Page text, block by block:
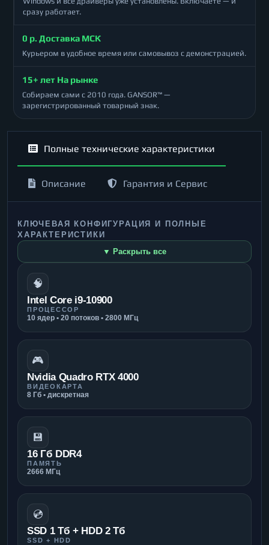
сразу работает.
0 р. Доставка МСК
Курьером в удобное время или самовывоз с демонстрацией.
15+ лет На рынке
Собираем сами с 2010 года. GANSOR™ —
зарегистрированный товарный знак.
Полные технические характеристики
Описание Гарантия и Сервис
КЛЮЧЕВАЯ КОНФИГУРАЦИЯ И ПОЛНЫЕ
ХАРАКТЕРИСТИКИ
▼ Раскрыть все
🧠
Intel Core i9-10900
ПРОЦЕССОР
10 ядер • 20 потоков • 2800 МГц
🎮
Nvidia Quadro RTX 4000
ВИДЕОКАРТА
8 Гб • дискретная
💾
16 Гб DDR4
ПАМЯТЬ
2666 МГц
💿
SSD 1 Тб + HDD 2 Тб
SSD + HDD